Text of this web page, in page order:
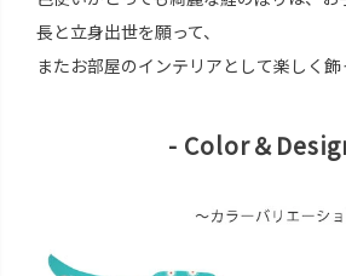
長と立身出世を願って、
またお部屋のインテリアとして楽しく飾
- Color＆